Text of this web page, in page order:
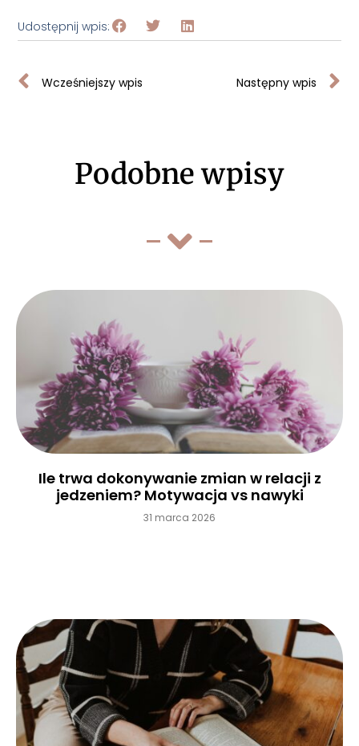
Udostępnij wpis:
Wcześniejszy wpis Następny wpis
Podobne wpisy
Ile trwa dokonywanie zmian w relacji z
jedzeniem? Motywacja vs nawyki
31 marca 2026